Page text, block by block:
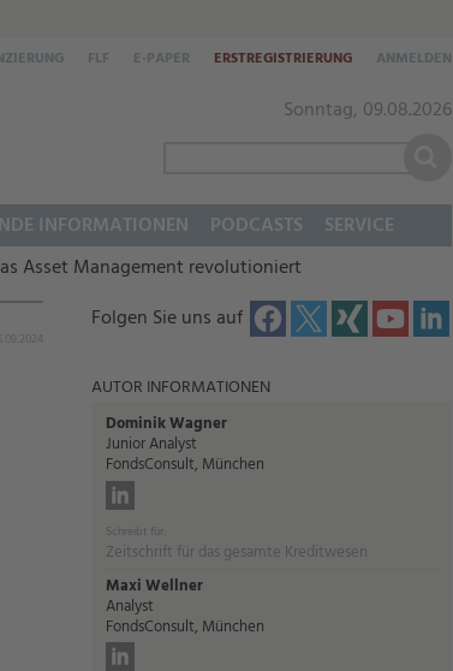
Sonntag, 09.08.2026
FLF E-PAPER ERSTREGISTRIERUNG ANMELDEN
Asset Management revolutioniert
16.09.2024
Folgen Sie uns auf
AUTOR INFORMATIONEN
Dominik Wagner
Junior Analyst
FondsConsult, München
Schreibt für:
Zeitschrift für das gesamte Kreditwesen
Maxi Wellner
Analyst
FondsConsult, München
INFORMATIONEN PODCASTS SERVICE